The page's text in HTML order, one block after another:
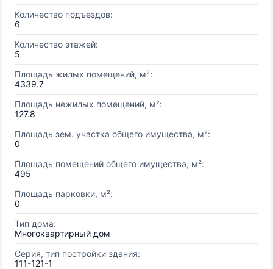
Количество подъездов:
6
Количество этажей:
5
Площадь жилых помещений, м²:
4339.7
Площадь нежилых помещений, м²:
127.8
Площадь зем. участка общего имущества, м²:
0
Площадь помещений общего имущества, м²:
495
Площадь парковки, м²:
0
Тип дома:
Многоквартирный дом
Серия, тип постройки здания:
111-121-1